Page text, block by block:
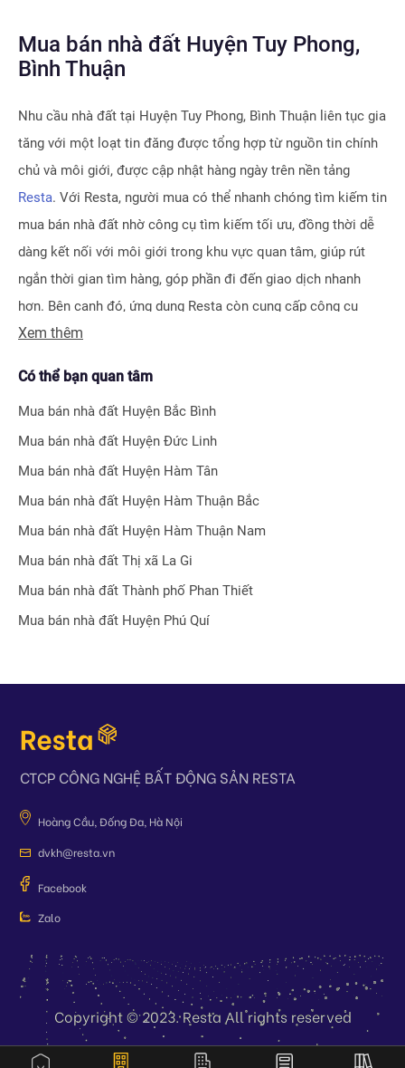
Mua bán nhà đất Huyện Tuy Phong,
Bình Thuận
Nhu cầu nhà đất tại Huyện Tuy Phong, Bình Thuận liên tục gia
tăng với một loạt tin đăng được tổng hợp từ nguồn tin chính
chủ và môi giới, được cập nhật hàng ngày trên nền tảng
Resta. Với Resta, người mua có thể nhanh chóng tìm kiếm tin
mua bán nhà đất nhờ công cụ tìm kiếm tối ưu, đồng thời dễ
dàng kết nối với môi giới trong khu vực quan tâm, giúp rút
ngắn thời gian tìm hàng, góp phần đi đến giao dịch nhanh
hơn. Bên cạnh đó, ứng dụng Resta còn cung cấp công cụ
Đăng tin vô cùng tiện ích, giúp người bán hay môi giới nhận
thông minh.
phát triển nhiều công cụ hỗ trợ tối ưu cho các nhà đầu tư bất
động sản chuyên nghiệp như Tra cứu quy hoạch toàn quốc
miễn phí, Bộ lọc địa phương 360hayTra cứu giá nhà đất
Với nhiều công cụ tiện ích mà nền tảng mang lại, chúng tôi
tin rằngRestasẽ trở thành trợ thủ đắc lực cho nhà đầu tư
trong quá trình tìm kiếm và đầu tư bất động sản.
Xem thêm
Có thể bạn quan tâm
Mua bán nhà đất Huyện Bắc Bình
Mua bán nhà đất Huyện Đức Linh
Mua bán nhà đất Huyện Hàm Tân
Mua bán nhà đất Huyện Hàm Thuận Bắc
Mua bán nhà đất Huyện Hàm Thuận Nam
Mua bán nhà đất Thị xã La Gi
Mua bán nhà đất Thành phố Phan Thiết
Mua bán nhà đất Huyện Phú Quí
CTCP CÔNG NGHỆ BẤT ĐỘNG SẢN RESTA
Hoàng Cầu, Đống Đa, Hà Nội
dvkh@resta.vn
Facebook
Zalo
Copyright © 2023. Resta All rights reserved